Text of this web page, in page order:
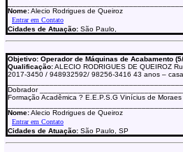
Nome:Alecio Rodrigues de Queiroz
Cidades de Atuação: São Paulo,
Objetivo: Operador de Máquinas de Acabamento
Qualificação:ALECIO RODRIGUES DE QUEIROZ
2017-3450 / 948932592/ 98256-3416 43 anos –
Dobrador
Formação Acadêmica ? E.E.P.S.G Vinícius de
Nome:Alecio Rodrigues de Queiroz
Cidades de Atuação: São Paulo, SP